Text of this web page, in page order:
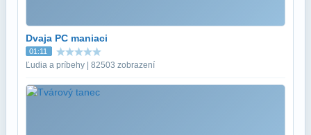
Dvaja PC maniaci
01:11
Ľudia a príbehy | 82503 zobrazení